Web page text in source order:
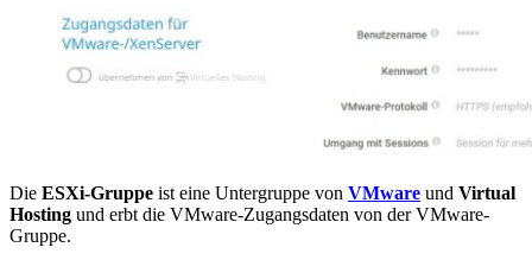
Die ESXi-Gruppe ist eine Untergruppe von VMware und Virtual
Hosting und erbt die VMware-Zugangsdaten von der VMware-
Gruppe.